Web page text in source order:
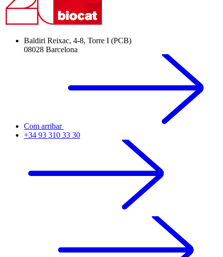
Baldiri Reixac, 4-8, Torre I (PCB)
08028 Barcelona
Com arribar
+34 93 310 33 30